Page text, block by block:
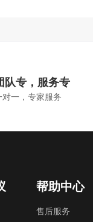
队专，服务专
对一，专家服务
帮助中心
售后服务